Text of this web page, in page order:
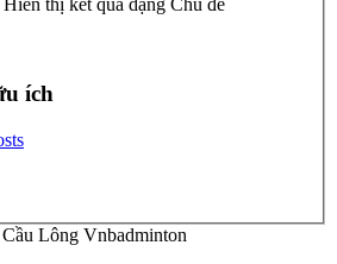
ích
Lông Vnbadminton